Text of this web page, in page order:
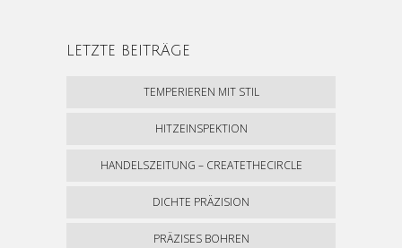
LETZTE BEITRÄGE
TEMPERIEREN MIT STIL
HITZEINSPEKTION
HANDELSZEITUNG – CREATETHECIRCLE
DICHTE PRÄZISION
PRÄZISES BOHREN